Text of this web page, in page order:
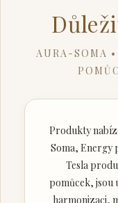
AURA-SOMA
Produkty
Soma, Energy
Tesla
pomůcek, jsou
harmonizaci,